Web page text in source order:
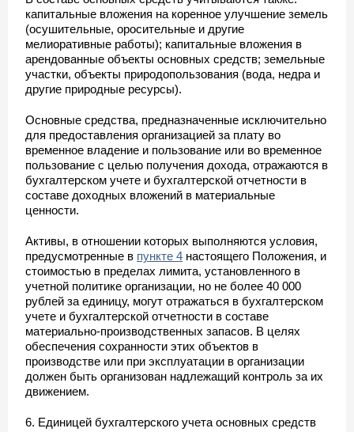
капитальные вложения на коренное улучшение земель
(осушительные, оросительные и другие
мелиоративные работы); капитальные вложения в
арендованные объекты основных средств; земельные
участки, объекты природопользования (вода, недра и
другие природные ресурсы).
Основные средства, предназначенные исключительно
для предоставления организацией за плату во
временное владение и пользование или во временное
пользование с целью получения дохода, отражаются в
бухгалтерском учете и бухгалтерской отчетности в
составе доходных вложений в материальные
ценности.
Активы, в отношении которых выполняются условия,
предусмотренные в пункте 4 настоящего Положения, и
стоимостью в пределах лимита, установленного в
учетной политике организации, но не более 40 000
рублей за единицу, могут отражаться в бухгалтерском
учете и бухгалтерской отчетности в составе
материально-производственных запасов. В целях
обеспечения сохранности этих объектов в
производстве или при эксплуатации в организации
должен быть организован надлежащий контроль за их
движением.
6. Единицей бухгалтерского учета основных средств